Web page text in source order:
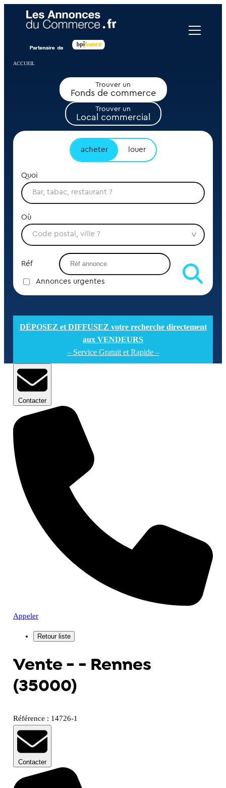
ACCUEIL
Trouver un
Fonds de commerce
Trouver un
Local commercial
acheter louer
Quoi
Où
Réf
Annonces urgentes
DÉPOSEZ et DIFFUSEZ votre recherche directement
aux VENDEURS
– Service Gratuit et Rapide –
Contacter
Appeler
Vente - - Rennes
(35000)
Référence : 14726-1
Contacter
Panneau de gestion des cookies